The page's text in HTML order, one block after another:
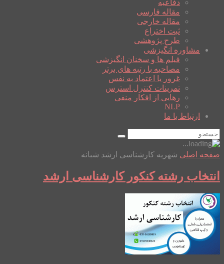
دفاعیه
مقاله فارسی
مقاله خارجی
ثبت اختراع
طرح پژوهشی
مشاوره انگیزشی
فیلم ها و سخنان انگیزشی
مصاحبه با رتبه های برتر
غرور یا اعتماد به نفس
تمرینات کنترل استرس
رهایی از افکار منفی
NLP
ارتباط با ما
صفحه اصلی شهریه کارشناسی ارشد شبانه
انتخاب رشته کنکور کارشناسی ارشد